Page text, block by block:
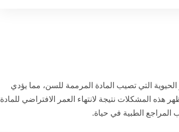
التي تصيب المادة المرممة للسن، مما يؤدي
المشكلات نتيجة لانتهاء العمر الافتراضي للمادة
الطبية في حياة.